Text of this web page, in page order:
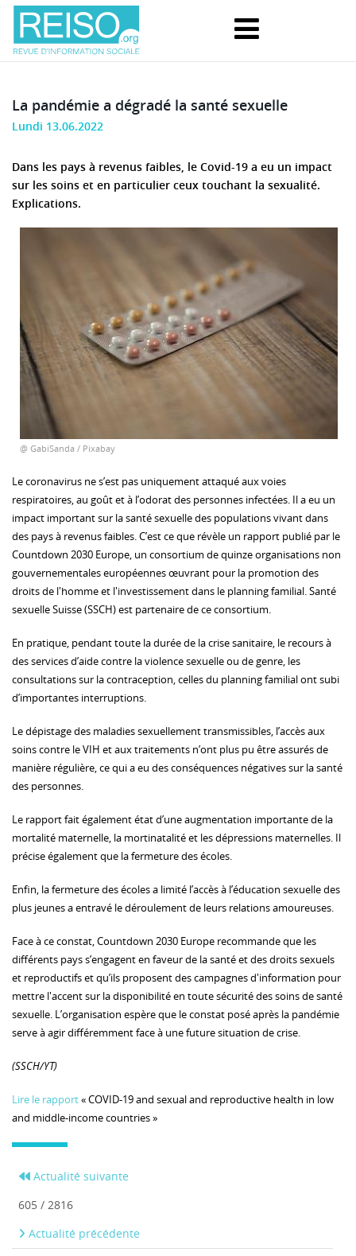
La pandémie a dégradé la santé sexuelle
Lundi 13.06.2022
Dans les pays à revenus faibles, le Covid-19 a eu un impact
sur les soins et en particulier ceux touchant la sexualité.
Explications.
@ GabiSanda / Pixabay
Le coronavirus ne s’est pas uniquement attaqué aux voies
respiratoires, au goût et à l’odorat des personnes infectées. Il a eu un
impact important sur la santé sexuelle des populations vivant dans
des pays à revenus faibles. C’est ce que révèle un rapport publié par le
Countdown 2030 Europe, un consortium de quinze organisations non
gouvernementales européennes œuvrant pour la promotion des
droits de l'homme et l'investissement dans le planning familial. Santé
sexuelle Suisse (SSCH) est partenaire de ce consortium.
En pratique, pendant toute la durée de la crise sanitaire, le recours à
des services d’aide contre la violence sexuelle ou de genre, les
consultations sur la contraception, celles du planning familial ont subi
d’importantes interruptions.
Le dépistage des maladies sexuellement transmissibles, l’accès aux
soins contre le VIH et aux traitements n’ont plus pu être assurés de
manière régulière, ce qui a eu des conséquences négatives sur la santé
des personnes.
Le rapport fait également état d’une augmentation importante de la
mortalité maternelle, la mortinatalité et les dépressions maternelles. Il
précise également que la fermeture des écoles.
Enfin, la fermeture des écoles a limité l’accès à l’éducation sexuelle des
plus jeunes a entravé le déroulement de leurs relations amoureuses.
Face à ce constat, Countdown 2030 Europe recommande que les
différents pays s’engagent en faveur de la santé et des droits sexuels
et reproductifs et qu’ils proposent des campagnes d'information pour
mettre l'accent sur la disponibilité en toute sécurité des soins de santé
sexuelle. L’organisation espère que le constat posé après la pandémie
serve à agir différemment face à une future situation de crise.
(SSCH/YT)
Lire le rapport« COVID‑19 and sexual and reproductive health in low
and middle‑income countries »
Actualité suivante
605 / 2816
Actualité précédente